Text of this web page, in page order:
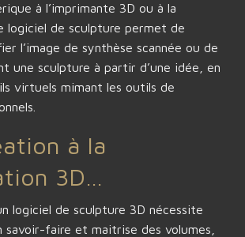
à l’imprimante 3D ou à la
logiciel de sculpture permet de
l’image de synthèse scannée ou de
une sculpture à partir d’une idée, en
virtuels mimant les outils de
à la
3D…
logiciel de sculpture 3D nécessite
savoir-faire et maitrise des volumes,